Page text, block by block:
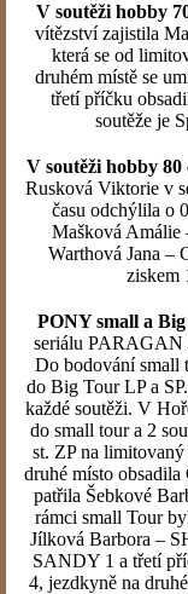
V soutěži hobby
vítězství zajistila
která se od
druhém místě se
třetí příčku
soutěže je
V soutěži hobby 80
Rusková Viktorie v
času odchýlila o
Mašková
Warthová Jana –
ziskem
PONY small a
seriálu PARAGAN
Do bodování small
do Big Tour LP a
každé soutěži. V
do small tour a 2
st. ZP na
druhé místo
patřila Šebkové
rámci small Tour
Jílková Barbora –
SANDY 1 a třetí
4, jezdkyně na